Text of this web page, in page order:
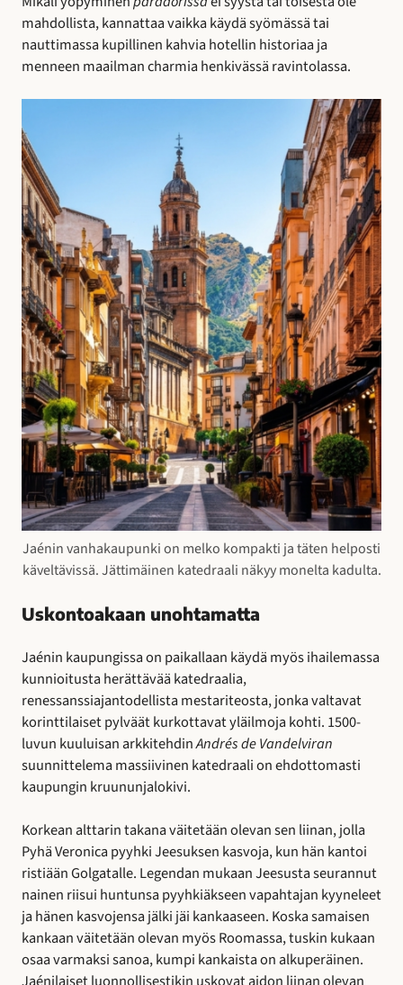
mahdollista, kannattaa vaikka käydä syömässä tai
nauttimassa kupillinen kahvia hotellin historiaa ja
menneen maailman charmia henkivässä ravintolassa.
Jaénin vanhakaupunki on melko kompakti ja täten helposti
käveltävissä. Jättimäinen katedraali näkyy monelta kadulta.
Uskontoakaan unohtamatta
Jaénin kaupungissa on paikallaan käydä myös ihailemassa
kunnioitusta herättävää katedraalia,
renessanssiajantodellista mestariteosta, jonka valtavat
korinttilaiset pylväät kurkottavat yläilmoja kohti. 1500-
luvun kuuluisan arkkitehdinAndrés de Vandelviran
suunnittelema massiivinen katedraali on ehdottomasti
kaupungin kruununjalokivi.
Korkean alttarin takana väitetään olevan sen liinan, jolla
Pyhä Veronica pyyhki Jeesuksen kasvoja, kun hän kantoi
ristiään Golgatalle. Legendan mukaan Jeesusta seurannut
nainen riisui huntunsa pyyhkiäkseen vapahtajan kyyneleet
ja hänen kasvojensa jälki jäi kankaaseen. Koska samaisen
kankaan väitetään olevan myös Roomassa, tuskin kukaan
osaa varmaksi sanoa, kumpi kankaista on alkuperäinen.